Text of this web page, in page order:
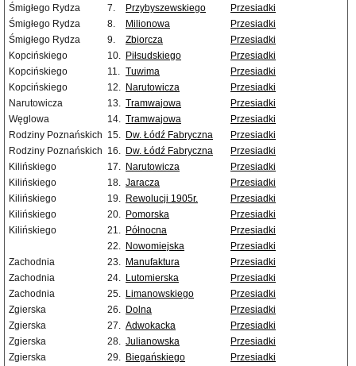
Śmigłego Rydza
7. Przybyszewskiego
Przesiadki
Śmigłego Rydza
8. Milionowa
Przesiadki
Śmigłego Rydza
9. Zbiorcza
Przesiadki
Kopcińskiego
10. Piłsudskiego
Przesiadki
Kopcińskiego
11. Tuwima
Przesiadki
Kopcińskiego
12. Narutowicza
Przesiadki
Narutowicza
13. Tramwajowa
Przesiadki
Węglowa
14. Tramwajowa
Przesiadki
Rodziny Poznańskich 15. Dw. Łódź Fabryczna
Przesiadki
Rodziny Poznańskich 16. Dw. Łódź Fabryczna
Przesiadki
Kilińskiego
17. Narutowicza
Przesiadki
Kilińskiego
18. Jaracza
Przesiadki
Kilińskiego
19. Rewolucji 1905r.
Przesiadki
Kilińskiego
20. Pomorska
Przesiadki
Kilińskiego
21. Północna
Przesiadki
22. Nowomiejska
Przesiadki
Zachodnia
23. Manufaktura
Przesiadki
Zachodnia
24. Lutomierska
Przesiadki
Zachodnia
25. Limanowskiego
Przesiadki
Zgierska
26. Dolna
Przesiadki
Zgierska
27. Adwokacka
Przesiadki
Zgierska
28. Julianowska
Przesiadki
Zgierska
29. Biegańskiego
Przesiadki